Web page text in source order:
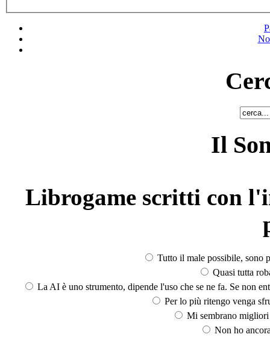
Il
Librogame scritti con
Tutto il male possibile, sono
Quasi tutta
La AI è uno strumento, dipende l'uso che se ne fa. Se non
Per lo più ritengo venga
Mi sembrano
Non ho